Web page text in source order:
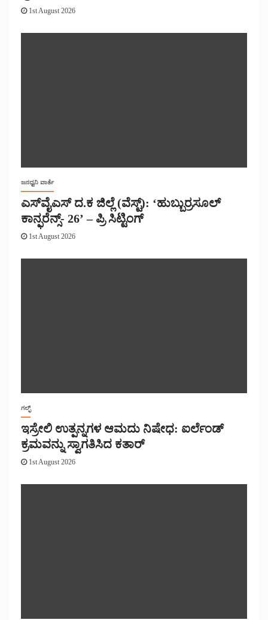
1st August 2026
ಜನಧ್ವನಿ ವಾರ್ತೆ
ಎಸ್‌ವೈಎಸ್ ದ.ಕ ಜಿಲ್ಲೆ (ವೆಸ್ಟ್): ‘ಹುಬ್ಬುರ್ರಸೂಲ್
ಕಾನ್ಫರೆನ್ಸ್- 26’ – ಪ್ರಿ ಸಿಟ್ಟಿಂಗ್
1st August 2026
ಗಲ್ಫ್
ಇಸ್ರೇಲಿ ಉತ್ಪನ್ನಗಳ ಆಮದು ನಿಷೇಧ: ಐರ್ಲೆಂಡ್
ಕ್ರಮವನ್ನು ಸ್ವಾಗತಿಸಿದ ಕತಾರ್
1st August 2026